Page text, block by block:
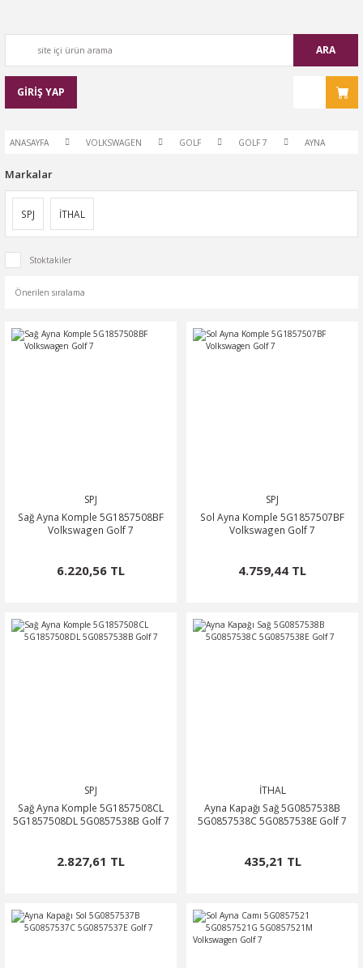
ARA
GİRİŞ YAP
ANASAYFA VOLKSWAGEN GOLF GOLF 7 AYNA
Markalar
SPJ İTHAL
Stoktakiler
SPJ
Sağ Ayna Komple 5G1857508BF
Volkswagen Golf 7
6.220,56 TL
SPJ
Sol Ayna Komple 5G1857507BF
Volkswagen Golf 7
4.759,44 TL
SPJ
Sağ Ayna Komple 5G1857508CL
5G1857508DL 5G0857538B Golf 7
2.827,61 TL
İTHAL
Ayna Kapağı Sağ 5G0857538B
5G0857538C 5G0857538E Golf 7
435,21 TL